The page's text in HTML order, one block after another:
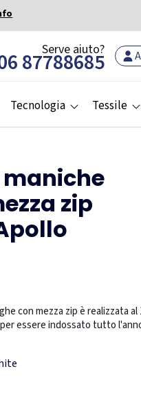
Serve aiuto?
87788685
Tecnologia Tessile
maniche
zip
con mezza zip è realizzata
essere indossato tutto
AWARE™, questa